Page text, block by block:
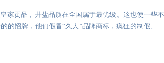
家贡品，井盐品质在全国属于最优级。这也使一些不
的招牌，他们假冒“久大”品牌商标，疯狂的制假、贩